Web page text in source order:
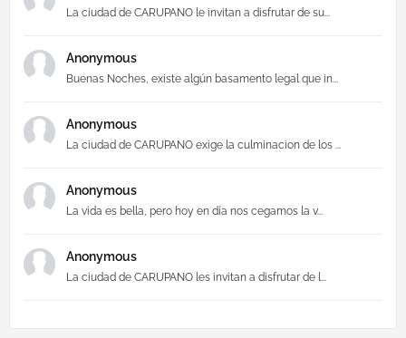
La ciudad de CARUPANO le invitan a disfrutar de su...
Anonymous
Buenas Noches, existe algún basamento legal que in...
Anonymous
La ciudad de CARUPANO exige la culminacion de los ...
Anonymous
La vida es bella, pero hoy en día nos cegamos la v...
Anonymous
La ciudad de CARUPANO les invitan a disfrutar de l...